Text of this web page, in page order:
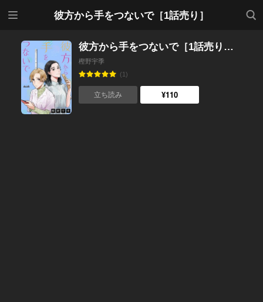
彼方から手をつないで［1話売り］
検索
彼方から手をつないで［1話売り］ 第1話
樫野宇季
(1)
立ち読み ¥110